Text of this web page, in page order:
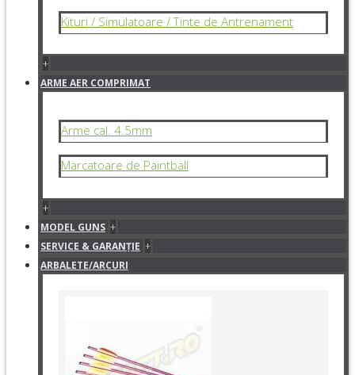
Kituri / Simulatoare / Tinte de Antrenament
+
ARME AER COMPRIMAT
Arme cal. 4.5mm
Marcatoare de Paintball
+
MODEL GUNS +
SERVICE & GARANŢIE +
ARBALETE/ARCURI